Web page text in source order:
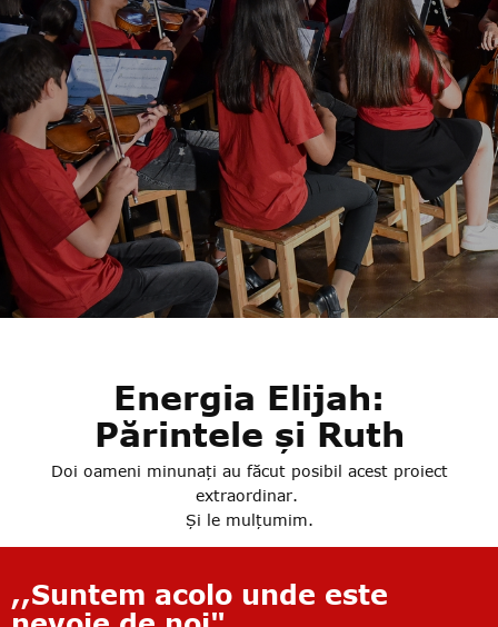
Energia Elijah:
Părintele și Ruth
Doi oameni minunați au făcut posibil acest proiect
extraordinar.
Și le mulțumim.
,,Suntem acolo unde este